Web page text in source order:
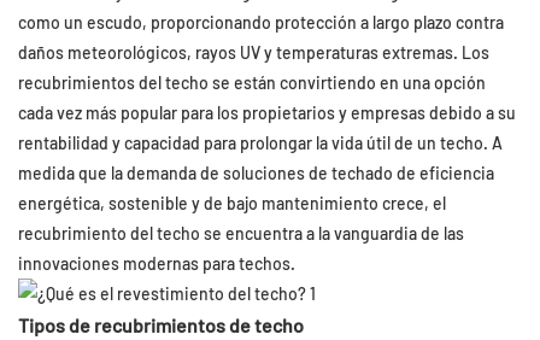
como un escudo, proporcionando protección a largo plazo contra
daños meteorológicos, rayos UV y temperaturas extremas. Los
recubrimientos del techo se están convirtiendo en una opción
cada vez más popular para los propietarios y empresas debido a su
rentabilidad y capacidad para prolongar la vida útil de un techo. A
medida que la demanda de soluciones de techado de eficiencia
energética, sostenible y de bajo mantenimiento crece, el
recubrimiento del techo se encuentra a la vanguardia de las
innovaciones modernas para techos.
Tipos de recubrimientos de techo